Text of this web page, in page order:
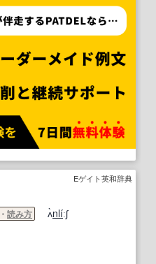
Eゲイト英和辞典
読み方 ʌ̀nlíːʃ